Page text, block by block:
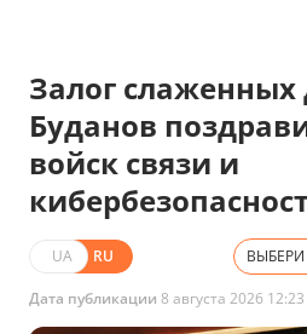
Залог слаженных
Буданов
войск связи и
UA RU ВЫБЕРИ
Дата публикации 8 августа 2026 12:23